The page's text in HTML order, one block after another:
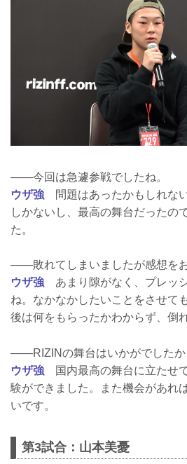
――今回は急遽参戦でしたね。
ウザ強 問題はあったかもしれな
しかないし、最高の舞台だったの
た。
――敗れてしまいましたが感想をお
ウザ強 あまり隙がなく、プレッ
ね。なかなかしたいことをさせて
後は何をもらったかわからず、倒
――RIZINの舞台はいかがでしたか
ウザ強 国内最高の舞台に立たせ
験ができました。また機会があれ
いです。
第3試合：山本美憂